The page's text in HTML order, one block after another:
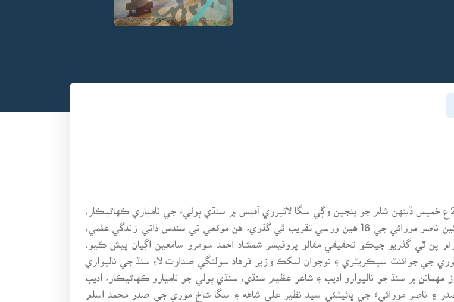
سنڌ گريجوئيٽس ايسوسيئيشن مورو شاخ طرفان تاريخ 30 مارچ 2017ع خميس ڏينهن شام جو پنجين وڳي سگا لائبرري آفيس ۾ سنڌي ٻوليءَ جي نامياري ڪهاڻيڪار،
ليکڪ، صحافي، ناٽڪ نويس ۽ سنڌي ادب جي سگهاري شخصيت سائين ناصر مورائي جي 16 هين ورسي تقريب ٿي گذري، هن موقعي تي سندس ذاتي زندگي علمي،
پڻ ٿي گذريو جيڪو تحقيقي مقالو پروفيسر شمشاد احمد سومرو سامعين اڳيان پيش ڪيو.
جي جوائنٽ سيڪريٽري ۽ نوجوان ليکڪ وزير فرهاد سولنگي صدارت لاءِ سنڌ جي ناليواري
۾ سنڌ جو ناليوارو اديب ۽ شاعر عظيم سنڌي، سنڌي ٻولي جو ناميارو ڪهاڻيڪار، اديب
۽ ناصر مورائيءَ جي ڀائيٽئي سيد نظير علي شاهه ۽ سگا شاخ موري جي صدر محمد اسلم